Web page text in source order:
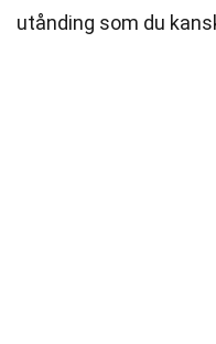
utånding som du